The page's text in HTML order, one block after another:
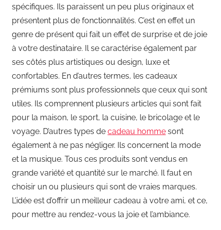
spécifiques. Ils paraissent un peu plus originaux et
présentent plus de fonctionnalités. C’est en effet un
genre de présent qui fait un effet de surprise et de joie
à votre destinataire. Il se caractérise également par
ses côtés plus artistiques ou design, luxe et
confortables. En d’autres termes, les cadeaux
prémiums sont plus professionnels que ceux qui sont
utiles. Ils comprennent plusieurs articles qui sont fait
pour la maison, le sport, la cuisine, le bricolage et le
voyage. D’autres types de cadeau homme sont
également à ne pas négliger. Ils concernent la mode
et la musique. Tous ces produits sont vendus en
grande variété et quantité sur le marché. Il faut en
choisir un ou plusieurs qui sont de vraies marques.
L’idée est d’offrir un meilleur cadeau à votre ami, et ce,
pour mettre au rendez-vous la joie et l’ambiance.